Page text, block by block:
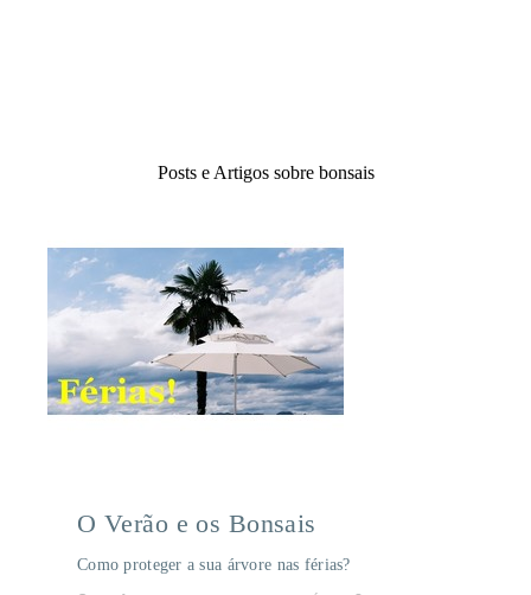
Posts e Artigos sobre bonsais
O Verão e os Bonsais
Como proteger a sua árvore nas férias?